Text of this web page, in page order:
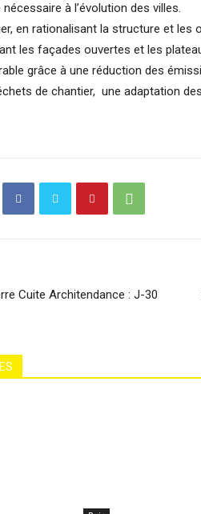
à l’évolution des villes.
en rationalisant la structure et
les façades ouvertes et les
grâce à une réduction des
de chantier, une adaptation
Cuite Architendance : J-30